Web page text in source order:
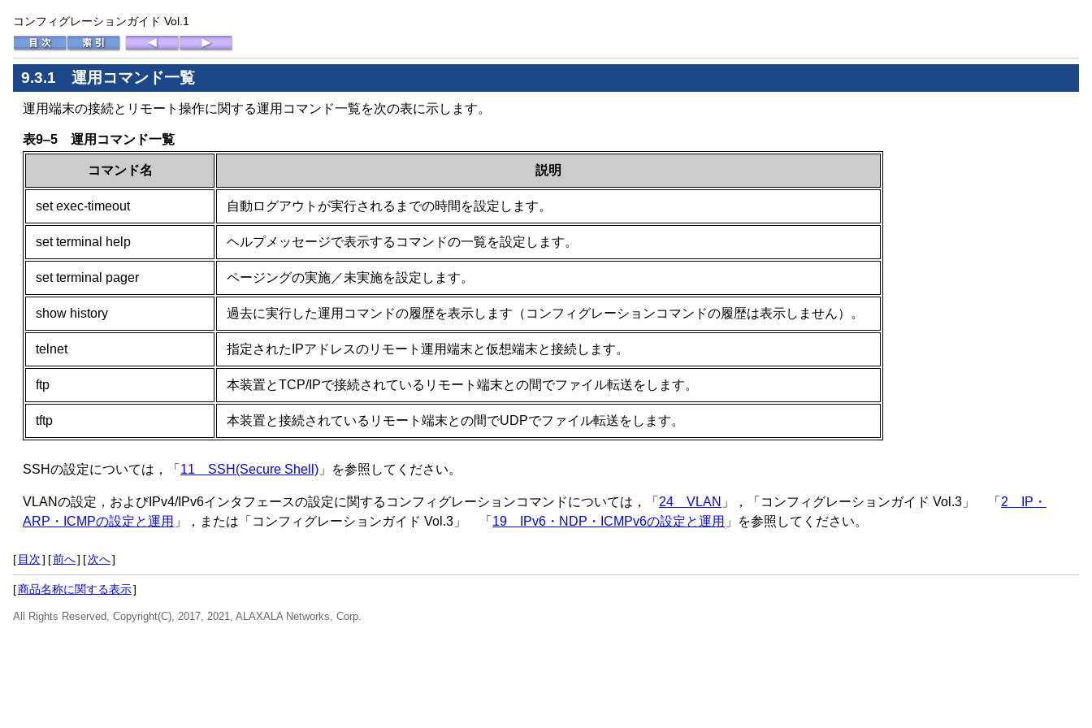
コンフィグレーションガイド Vol.1
9.3.1 運用コマンド一覧
運用端末の接続とリモート操作に関する運用コマンド一覧を次の表に示します。
表9‒5 運用コマンド一覧
コマンド名 説明
set exec-timeout 自動ログアウトが実行されるまでの時間を設定します。
set terminal help ヘルプメッセージで表示するコマンドの一覧を設定します。
set terminal pager ページングの実施／未実施を設定します。
show history 過去に実行した運用コマンドの履歴を表示します（コンフィグレーションコマンドの履歴は表示しません）。
telnet 指定されたIPアドレスのリモート運用端末と仮想端末と接続します。
ftp 本装置とTCP/IPで接続されているリモート端末との間でファイル転送をします。
tftp 本装置と接続されているリモート端末との間でUDPでファイル転送をします。
SSHの設定については，「 11 SSH(Secure Shell) 」を参照してください。
VLANの設定，およびIPv4/IPv6インタフェースの設定に関するコンフィグレーションコマンドについては，「 24 VLAN 」，「 コンフィグレーションガイド Vol.3 」 「 2 IP・
ARP・ICMPの設定と運用 」，または「 コンフィグレーションガイド Vol.3 」 「 19 IPv6・NDP・ICMPv6の設定と運用 」を参照してください。
[ 目次] [前へ] [次へ]
[商品名称に関する表示]
All Rights Reserved, Copyright(C), 2017, 2021, ALAXALA Networks, Corp.